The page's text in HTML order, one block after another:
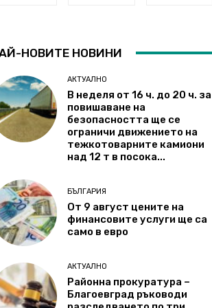
НОВИТЕ НОВИНИ
АКТУАЛНО
В неделя от 16 ч. до 20 ч. за
повишаване на
безопасността ще се
ограничи движението на
тежкотоварните камиони
над 12 т в посока...
БЪЛГАРИЯ
От 9 август цените на
финансовите услуги ще са
само в евро
АКТУАЛНО
Районна прокуратура –
Благоевград ръководи